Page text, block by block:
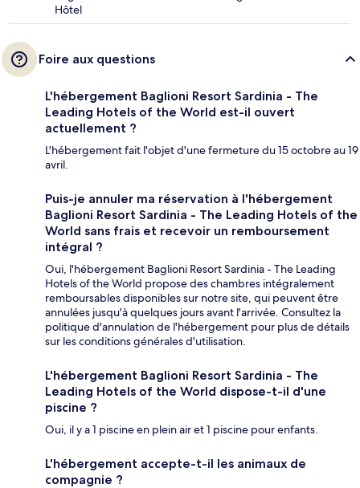
Hôtel
Foire aux questions
L'hébergement Baglioni Resort Sardinia - The
Leading Hotels of the World est-il ouvert
actuellement ?
L'hébergement fait l'objet d'une fermeture du 15 octobre au 19
avril.
Puis-je annuler ma réservation à l'hébergement
Baglioni Resort Sardinia - The Leading Hotels of the
World sans frais et recevoir un remboursement
intégral ?
Oui, l'hébergement Baglioni Resort Sardinia - The Leading
Hotels of the World propose des chambres intégralement
remboursables disponibles sur notre site, qui peuvent être
annulées jusqu'à quelques jours avant l'arrivée. Consultez la
politique d'annulation de l'hébergement pour plus de détails
sur les conditions générales d'utilisation.
L'hébergement Baglioni Resort Sardinia - The
Leading Hotels of the World dispose-t-il d'une
piscine ?
Oui, il y a 1 piscine en plein air et 1 piscine pour enfants.
L'hébergement accepte-t-il les animaux de
compagnie ?